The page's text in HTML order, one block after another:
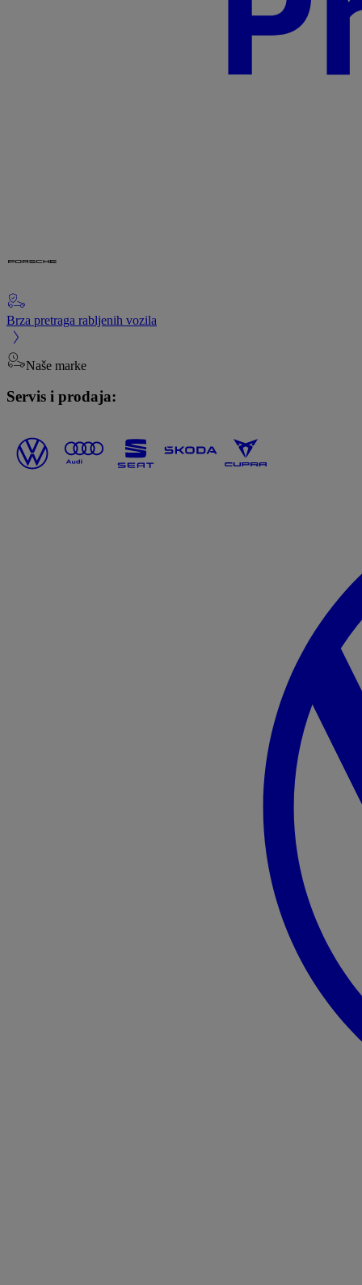
Brza pretraga rabljenih vozila
Naše marke
Servis i prodaja: